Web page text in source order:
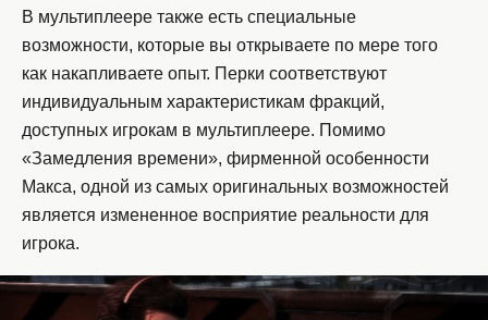
В мультиплеере также есть специальные
возможности, которые вы открываете по мере того
как накапливаете опыт. Перки соответствуют
индивидуальным характеристикам фракций,
доступных игрокам в мультиплеере. Помимо
«Замедления времени», фирменной особенности
Макса, одной из самых оригинальных возможностей
является измененное восприятие реальности для
игрока.